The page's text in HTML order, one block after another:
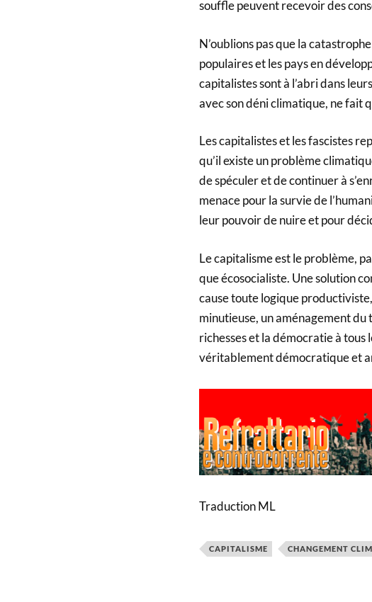
souffle peuvent recevoir des
N’oublions pas que la
populaires et les pays en
capitalistes sont à l’abri dans
avec son déni climatique, ne fait
Les capitalistes et les fascistes
qu’il existe un problème
de spéculer et de continuer à
menace pour la survie de
leur pouvoir de nuire et pour
Le capitalisme est le problème,
que écosocialiste. Une solution
cause toute logique
minutieuse, un aménagement
richesses et la démocratie à tous
véritablement démocratique et
Traduction ML
CAPITALISME CHANGEMENT